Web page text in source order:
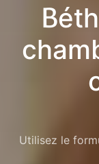
Utilisez le